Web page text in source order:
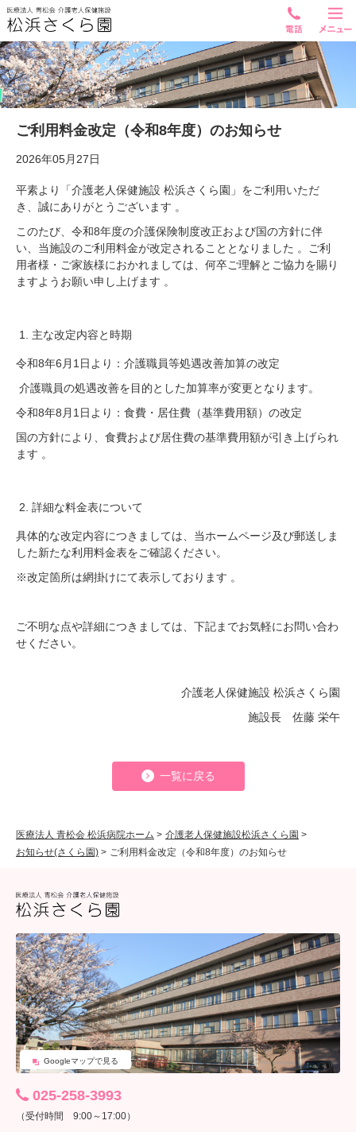
ご利用料金改定（令和8年度）のお知らせ
2026年05月27日
平素より「介護老人保健施設 松浜さくら園」をご利用いただ
き、誠にありがとうございます 。
このたび、令和8年度の介護保険制度改正および国の方針に伴
い、当施設のご利用料金が改定されることとなりました 。ご利
用者様・ご家族様におかれましては、何卒ご理解とご協力を賜り
ますようお願い申し上げます 。
主な改定内容と時期
令和8年6 月 1 日より：介護職員等処遇改善加算の改定
介護職員の処遇改善を目的とした加算率が変更となります。
令和8年8 月 1 日より：食費・居住費（基準費用額）の改定
国の方針により、食費および居住費の基準費用額が引き上げられ
ます 。
詳細な料金表について
具体的な改定内容につきましては、当ホームページ及び郵送しま
した新たな利用料金表をご確認ください。
※改定箇所は網掛けにて表示しております 。
ご不明な点や詳細につきましては、下記までお気軽にお問い合わ
せください。
介護老人保健施設 松浜さくら園
施設長 佐藤 栄午
一覧に戻る
医療法人 青松会 松浜病院ホーム > 介護老人保健施設松浜さくら園 >
お知らせ(さくら園) > ご利用料金改定（令和8年度）のお知らせ
Googleマップで見る
025-258-3993
（受付時間 9:00～17:00）